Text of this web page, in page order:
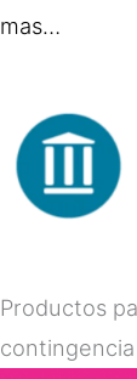
mas…
Productos